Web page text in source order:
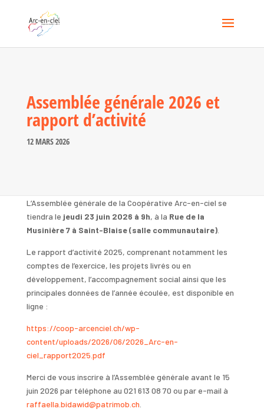
Assemblée générale 2026 et
rapport d’activité
12 MARS 2026
L’Assemblée générale de la Coopérative Arc-en-ciel se
tiendra le jeudi 23 juin 2026 à 9h, à la Rue de la
Musinière 7 à Saint-Blaise (salle communautaire).
Le rapport d’activité 2025, comprenant notamment les
comptes de l’exercice, les projets livrés ou en
développement, l’accompagnement social ainsi que les
principales données de l’année écoulée, est disponible en
ligne :
https://coop-arcenciel.ch/wp-
content/uploads/2026/06/2026_Arc-en-
ciel_rapport2025.pdf
Merci de vous inscrire à l’Assemblée générale avant le 15
juin 2026 par téléphone au 021 613 08 70 ou par e-mail à
raffaella.bidawid@patrimob.ch